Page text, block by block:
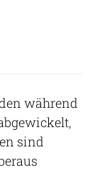
während
sind